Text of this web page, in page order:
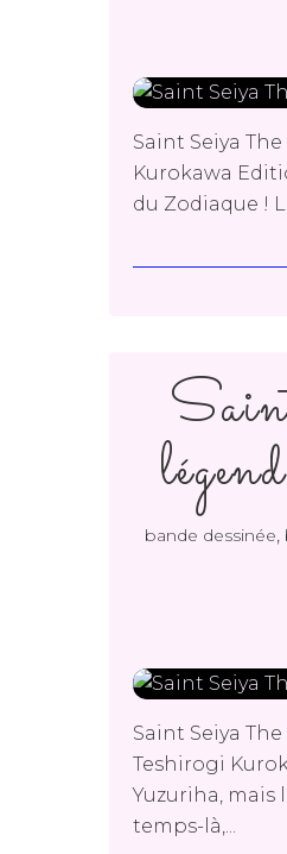
Saint Seiya
Kurokawa
du Zodiaque !
bande dessinée,
Saint Seiya
Teshirogi
Yuzuriha, mais
temps-là,...